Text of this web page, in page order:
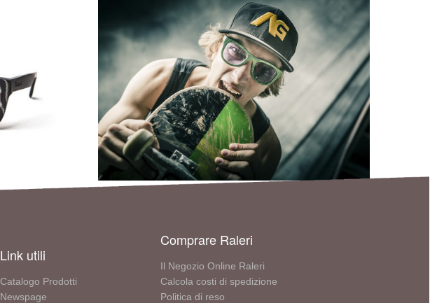
Link utili
Catalogo Prodotti
Newspage
Comprare Raleri
Il Negozio Online Raleri
Calcola costi di spedizione
Politica di reso